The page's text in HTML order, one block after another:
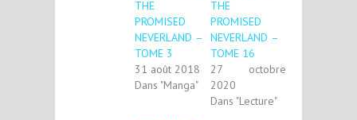
THE
PROMISED
NEVERLAND –
TOME 3
31 août 2018
Dans "Manga"
THE
PROMISED
NEVERLAND –
TOME 16
27 octobre
2020
Dans "Lecture"